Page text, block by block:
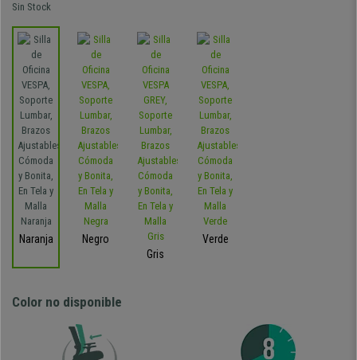
Sin Stock
Naranja
Negro
Gris
Verde
Color no disponible